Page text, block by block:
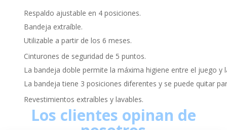
Respaldo ajustable en 4 posiciones.
Bandeja extraíble.
Utilizable a partir de los 6 meses.
Cinturones de seguridad de 5 puntos.
La bandeja doble permite la máxima higiene entre el juego y
La bandeja tiene 3 posiciones diferentes y se puede quitar
Revestimientos extraíbles y lavables.
Los clientes opinan de